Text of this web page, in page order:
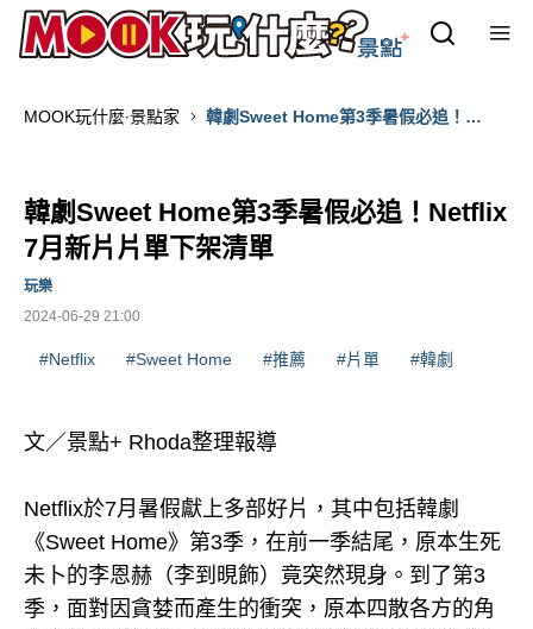
MOOK玩什麼‧景點家
韓劇Sweet Home第3季暑假必追！
韓劇Sweet Home第3季暑假必追！Netflix
7月新片片單下架清單
2024-06-29 21:00
玩樂
#Netflix #Sweet Home #推薦 #片單 #韓劇
文／景點+ Rhoda整理報導
Netflix於7月暑假獻上多部好片，其中包括韓劇
《Sweet Home》第3季，在前一季結尾，原本生死
未卜的李恩赫（李到晛飾）竟突然現身。到了第3
季，面對因貪婪而產生的衝突，原本四散各方的角